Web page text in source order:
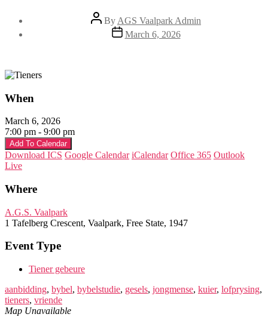
Post
author
By AGS Vaalpark Admin
Post
date
March 6, 2026
When
March 6, 2026
7:00 pm - 9:00 pm
Add To Calendar
Download ICS Google Calendar iCalendar Office 365 Outlook
Live
Where
A.G.S. Vaalpark
1 Tafelberg Crescent, Vaalpark, Free State, 1947
Event Type
Tiener gebeure
aanbidding, bybel, bybelstudie, gesels, jongmense, kuier, lofprysing,
tieners, vriende
Map Unavailable